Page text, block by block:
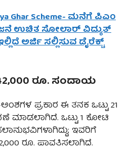
Ghar Scheme- ಮನೆಗೆ ಪಿಎಂ
ಉಚಿತ ಸೋಲಾರ್ ವಿದ್ಯುತ್
ಅರ್ಜಿ ಸಲ್ಲಿಸುವ ಡೈರೆಕ್ಟ್
ರೂ. ಸಂದಾಯ
ಪ್ರಕಾರ ಈ ತನಕ ಒಟ್ಟು 21
ಮಾಡಲಾಗಿದೆ. ಒಟ್ಟು 1 ಕೋಟಿ
ಇವರಿಗೆ
ರೂ. ಪಾವತಿಸಲಾಗಿದೆ.